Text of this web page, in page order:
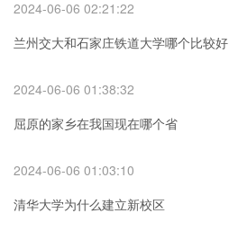
2024-06-06 02:21:22
兰州交大和石家庄铁道大学哪个比较好
2024-06-06 01:38:32
屈原的家乡在我国现在哪个省
2024-06-06 01:03:10
清华大学为什么建立新校区